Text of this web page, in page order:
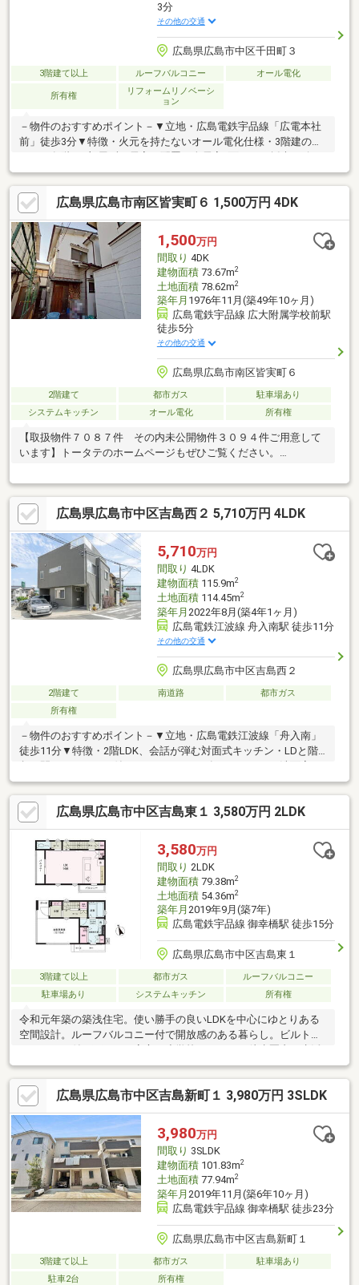
3分
その他の交通
広島県広島市中区千田町３
3階建て以上 ルーフバルコニー オール電化
所有権
リフォームリノベーシ
ョン
－物件のおすすめポイント－▼立地・広島電鉄宇品線「広電本社
前」徒歩3分▼特徴・火元を持たないオール電化仕様・3階建の住
まい、各階に1部屋ずつ居室を配置・全居室2面からの採光を確
保・キッチンと洗面室が近く、家事効率に配慮・2階廊下にミニキ
ッチン有・各洋室・各階廊下に収納スペースを設置・1階・2階に
トイレ有▼2026年6月室内リフォーム内容【張替】全室クロス、
フロアタイル上張り(各居室)▼周辺環境・マックスバリュ千田店
徒歩3分(約210m)■ ご希望の住まい探しをお手伝いします
━━━━━・・・物件の詳細・ご相談はお気軽にお問い合わせく
ださい。
広島県広島市南区皆実町６ 1,500万円 4DK
1,500万円
間取り 4DK
建物面積73.67m2
土地面積78.62m2
築年月 1976年11月(築49年10ヶ月)
広島電鉄宇品線 広大附属学校前駅
徒歩5分
その他の交通
広島県広島市南区皆実町６
2階建て 都市ガス
駐車場あり
システムキッチン
オール電化 所有権
【取扱物件７０８７件 その内未公開物件３０９４件ご用意して
います】トータテのホームページもぜひご覧ください。
広島県広島市中区吉島西２ 5,710万円 4LDK
5,710万円
間取り 4LDK
建物面積115.9m2
土地面積114.45m2
築年月 2022年8月(築4年1ヶ月)
広島電鉄江波線 舟入南駅 徒歩11分
その他の交通
広島県広島市中区吉島西２
2階建て 南道路
都市ガス
所有権
－物件のおすすめポイント－▼立地・広島電鉄江波線「舟入南」
徒歩11分▼特徴・2階LDK、会話が弾む対面式キッチン・LDと階
段の間にカウンター付のワークスペース有・キッチン・洗面室・
浴室を直線上に配置、家事効率良好・和室がLDに隣接、お子様の
遊び場としても活用可能・WICなど、各洋室・和室に収納を設
置・1日の疲れを癒す浴室は1620サイズ・駐車場有(車種による)▼
周辺環境・広島市立吉島小学校 徒歩1分(約50m)・フレスタ吉島店
徒歩2分(約110m)■ ご希望の住まい探しをお手伝いします
━━━━━・・・物件の詳細・ご相談はお気軽にお問い合わせく
ださい。
広島県広島市中区吉島東１ 3,580万円 2LDK
3,580万円
間取り 2LDK
建物面積79.38m2
土地面積54.36m2
築年月 2019年9月(築7年)
広島電鉄宇品線 御幸橋駅 徒歩15分
広島県広島市中区吉島東１
3階建て以上 都市ガス
ルーフバルコニー
駐車場あり
システムキッチン 所有権
令和元年築の築浅住宅。使い勝手の良いLDKを中心にゆとりある
空間設計。ルーフバルコニー付で開放感のある暮らし。ビルトイ
利便良好。全室照明器具＋エアコン2台付き
広島県広島市中区吉島新町１ 3,980万円 3SLDK
3,980万円
間取り 3SLDK
建物面積101.83m2
土地面積77.94m2
築年月 2019年11月(築6年10ヶ月)
広島電鉄宇品線 御幸橋駅 徒歩23分
広島県広島市中区吉島新町１
3階建て以上 都市ガス
駐車場あり
駐車2台
所有権